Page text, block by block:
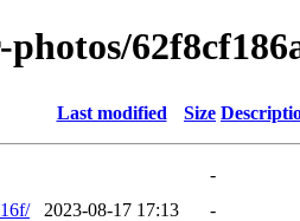
Last modified Size
-
2023-08-17 17:13
-